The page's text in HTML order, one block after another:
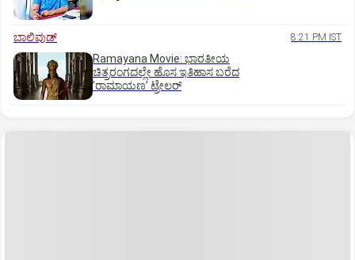
ಬಾಲಿವುಡ್‌ 8:21 PM IST
Ramayana Movie: ಭಾರತೀಯ
ಚಿತ್ರರಂಗದಲ್ಲೇ ಹೊಸ ಇತಿಹಾಸ ಬರೆದ
ʼರಾಮಾಯಣʼ ಟ್ರೇಲರ್